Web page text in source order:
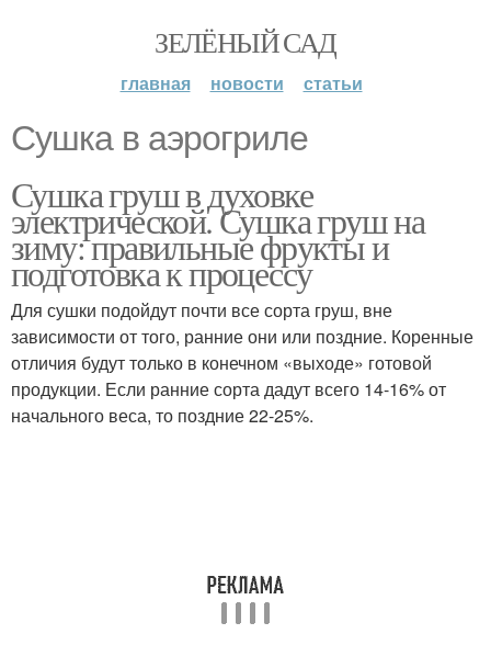
ЗЕЛЁНЫЙ САД
главная новости статьи
Сушка в аэрогриле
Сушка груш в духовке
электрической. Сушка груш на
зиму: правильные фрукты и
подготовка к процессу
Для сушки подойдут почти все сорта груш, вне
зависимости от того, ранние они или поздние. Коренные
отличия будут только в конечном «выходе» готовой
продукции. Если ранние сорта дадут всего 14-16% от
начального веса, то поздние 22-25%.